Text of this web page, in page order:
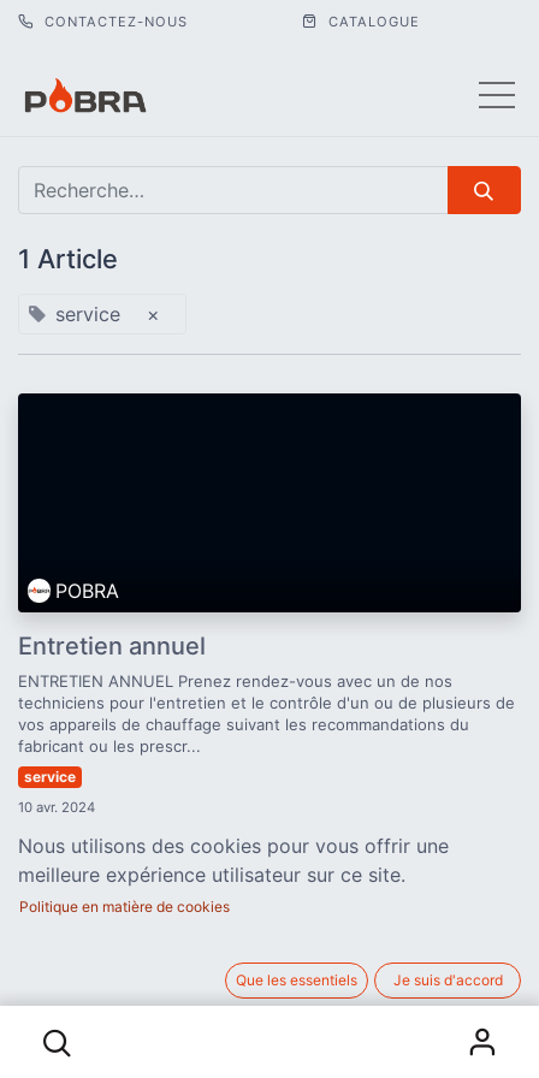
CONTACTEZ-NOUS CATALOGUE
1 Article
service ×
POBRA
Entretien annuel
ENTRETIEN ANNUEL Prenez rendez-vous avec un de nos
techniciens pour l'entretien et le contrôle d'un ou de plusieurs de
vos appareils de chauffage suivant les recommandations du
fabricant ou les prescr...
service
10 avr. 2024
Accueil
À propos de nous
Nous utilisons des cookies pour vous offrir une
meilleure expérience utilisateur sur ce site.
Politique en matière de cookies
Que les essentiels Je suis d'accord